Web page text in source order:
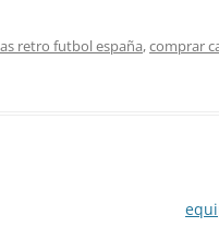
retro futbol españa,comprar